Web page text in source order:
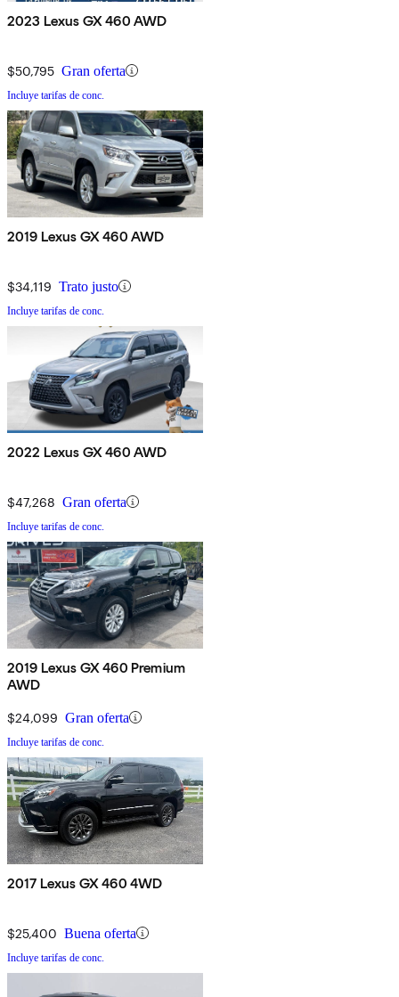
2023 Lexus GX 460 AWD
$50,795 Gran oferta
Incluye tarifas de conc.
2019 Lexus GX 460 AWD
$34,119 Trato justo
Incluye tarifas de conc.
2022 Lexus GX 460 AWD
$47,268 Gran oferta
Incluye tarifas de conc.
2019 Lexus GX 460 Premium
AWD
$24,099 Gran oferta
Incluye tarifas de conc.
2017 Lexus GX 460 4WD
$25,400 Buena oferta
Incluye tarifas de conc.